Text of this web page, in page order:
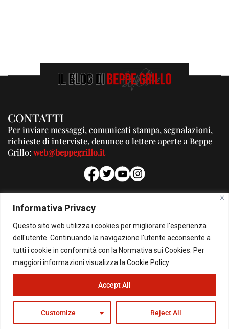
Informativa Privacy
Questo sito web utilizza i cookies per migliorare l'esperienza
dell'utente. Continuando la navigazione l'utente acconsente a
tutti i cookie in conformità con la Normativa sui Cookies. Per
maggiori informazioni visualizza la Cookie Policy
Customize Reject All
Accept All
CONTATTI
Per inviare messaggi, comunicati stampa, segnalazioni,
richieste di interviste, denunce o lettere aperte a Beppe
Grillo:web@beppegrillo.it
PUBBLICITA'
Per la tua pubblicità su questo Blog:
pubblicita@beppegrillo.it
HOMEPAGE COOKIE POLICY PRIVACY POLICY CONTATTI
© Copyright 2026 - Il Blog di Beppe Grillo. All Rights Reserved - Powered by
happygrafic.com